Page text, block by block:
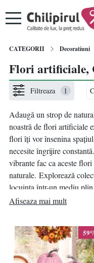
CATEGORII Decoratiuni
Flori artificiale,
Filtreaza 1
Adaugă un strop de
noastră de flori artificiale
flori îți vor însenina
necesite îngrijire
vibrante fac ca aceste
naturale. Explorează
locuința într-un mediu
florilor artificiale de înaltă
Afiseaza mai mult